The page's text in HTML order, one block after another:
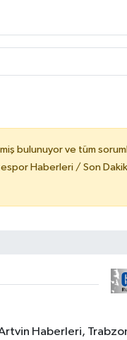
bulunuyor ve tüm
Haberleri / Son
Haberleri,